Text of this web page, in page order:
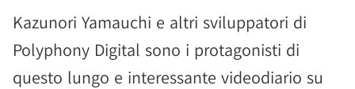
Kazunori Yamauchi e altri sviluppatori di
Polyphony Digital sono i protagonisti di
questo lungo e interessante videodiario su